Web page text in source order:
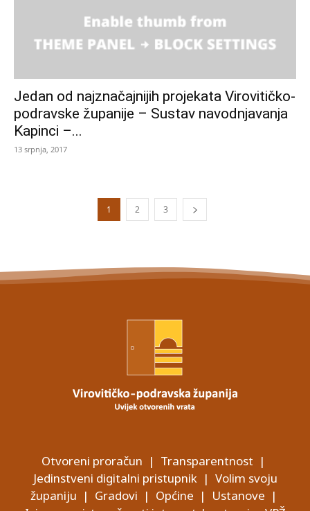
Jedan od najznačajnijih projekata Virovitičko-
podravske županije – Sustav navodnjavanja
Kapinci –...
13 srpnja, 2017
1 2 3
Otvoreni proračun | Transparentnost |
Jedinstveni digitalni pristupnik| Volim svoju
županiju | Gradovi | Općine | Ustanove |